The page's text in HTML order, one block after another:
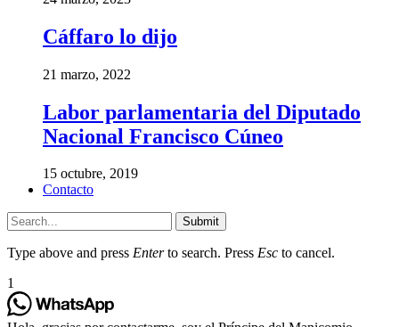
Cáffaro lo dijo
21 marzo, 2022
Labor parlamentaria del Diputado
Nacional Francisco Cúneo
15 octubre, 2019
Contacto
Submit
Type above and press Enterto search. Press Esc to cancel.
1